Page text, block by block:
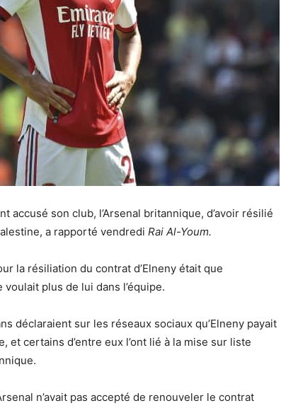
accusé son club, l’Arsenal britannique, d’avoir résilié
a rapporté vendredi Rai Al-Youm.
la résiliation du contrat d’Elneny était que
plus de lui dans l’équipe.
déclaraient sur les réseaux sociaux qu’Elneny payait
certains d’entre eux l’ont lié à la mise sur liste
n’avait pas accepté de renouveler le contrat